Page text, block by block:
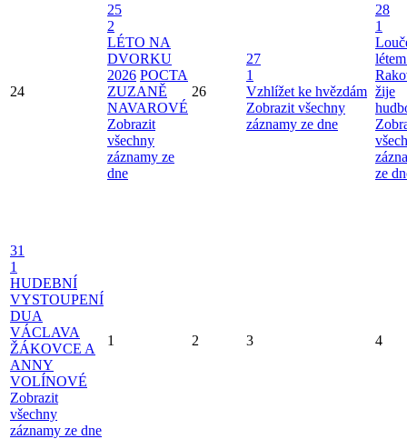
24
25
2
LÉTO NA
DVORKU
2026 POCTA
ZUZANĚ
NAVAROVÉ
Zobrazit
všechny
záznamy ze
dne
26
27
1
Vzhlížet ke hvězdám
Zobrazit všechny
záznamy ze dne
28
1
žije
ze
31
1
HUDEBNÍ
VYSTOUPENÍ
DUA
VÁCLAVA
ŽÁKOVCE A
ANNY
VOLÍNOVÉ
Zobrazit
všechny
záznamy ze dne
1 2 3 4